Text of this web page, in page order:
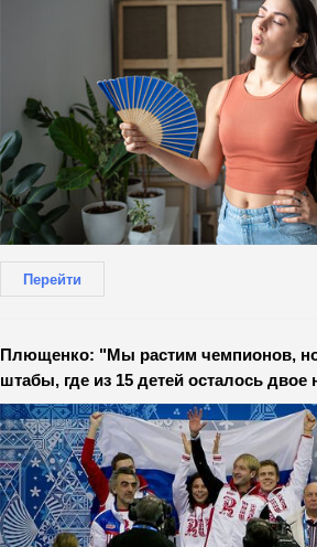
Перейти
Плющенко: "Мы растим чемпионов,
штабы, где из 15 детей осталось